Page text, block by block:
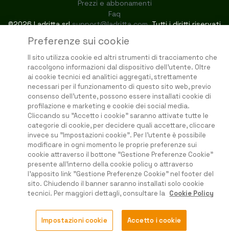
Preferenze sui cookie
Il sito utilizza cookie ed altri strumenti di tracciamento che
raccolgono informazioni dal dispositivo dell'utente. Oltre
ai cookie tecnici ed analitici aggregati, strettamente
necessari per il funzionamento di questo sito web, previo
consenso dell'utente, possono essere installati cookie di
profilazione e marketing e cookie dei social media.
Cliccando su "Accetto i cookie" saranno attivate tutte le
categorie di cookie, per decidere quali accettare, cliccare
invece su "Impostazioni cookie". Per l'utente è possibile
modificare in ogni momento le proprie preferenze sui
cookie attraverso il bottone "Gestione Preferenze Cookie"
presente all'interno della cookie policy o attraverso
l'apposito link "Gestione Preferenze Cookie" nel footer del
sito. Chiudendo il banner saranno installati solo cookie
tecnici. Per maggiori dettagli, consultare la Cookie Policy
Impostazioni cookie Accetto i cookie
Prezzi e abbonamenti
Faq
©2026 Ladritta srlsupport@ladritta.com. Tutti i diritti riservati